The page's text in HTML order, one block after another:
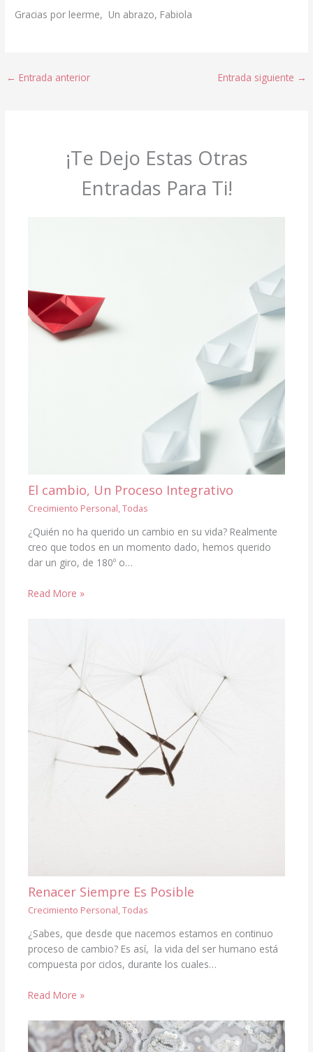
Gracias por leerme, Un abrazo, Fabiola
← Entrada anterior Entrada siguiente →
¡Te Dejo Estas Otras
Entradas Para Ti!
El cambio, Un Proceso Integrativo
Crecimiento Personal,Todas
¿Quién no ha querido un cambio en su vida? Realmente
creo que todos en un momento dado, hemos querido
dar un giro, de 180º o…
Read More »
Renacer Siempre Es Posible
Crecimiento Personal,Todas
¿Sabes, que desde que nacemos estamos en continuo
proceso de cambio? Es así, la vida del ser humano está
compuesta por ciclos, durante los cuales…
Read More »